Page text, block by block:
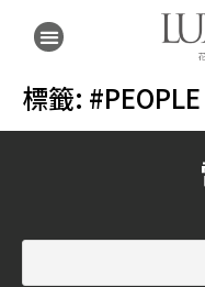
標籤: